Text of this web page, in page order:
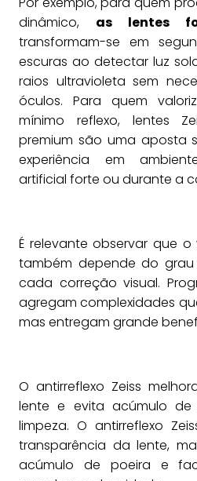
dinâmico, as lentes
transformam-se em
escuras ao detectar luz
raios ultravioleta sem
óculos. Para quem
mínimo reflexo, lentes
premium são uma aposta
experiência em
artificial forte ou durante a
É relevante observar que o
também depende do
cada correção visual.
agregam complexidades
mas entregam grande
O antirreflexo Zeiss
lente e evita acúmulo de
limpeza. O antirreflexo
transparência da lente,
acúmulo de poeira e